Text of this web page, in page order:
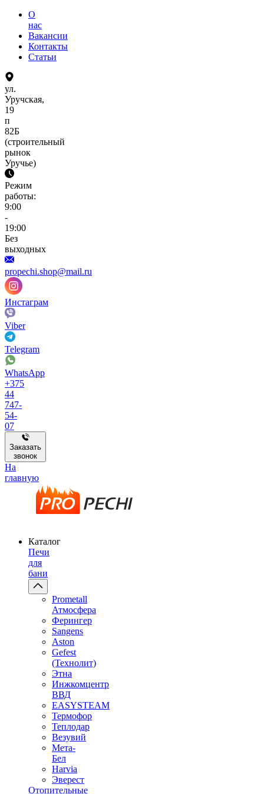
О
нас
Вакансии
Контакты
Статьи
ул.
Уручская,
19
п
82Б
(строительный
рынок
Уручье)
Режим
работы:
9:00
-
19:00
Без
выходных
propechi.shop@mail.ru
Инстаграм
Viber
Telegram
WhatsApp
+375
44
747-
54-
07
Заказать
звонок
На
главную
Каталог
Печи
для
бани
Prometall
Атмосфера
Ферингер
Sangens
Aston
Gefest
(Технолит)
Этна
Инжкомцентр
ВВД
EASYSTEAM
Термофор
Теплодар
Везувий
Мета-
Бел
Harvia
Эверест
Отопительные